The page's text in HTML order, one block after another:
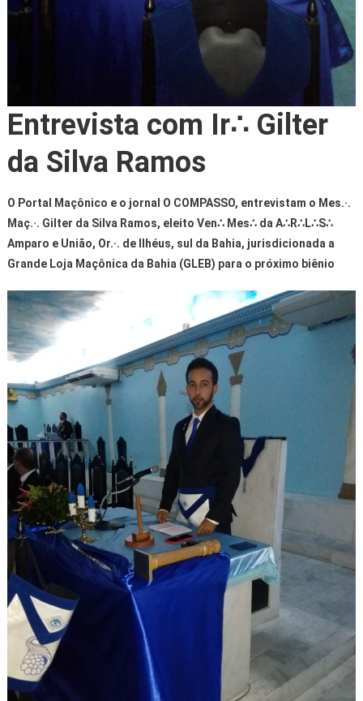
Entrevista com Ir∴ Gilter
da Silva Ramos
O Portal Maçônico e o jornal O COMPASSO, entrevistam o Mes.·.
Maç.·. Gilter da Silva Ramos, eleito Ven∴Mes∴da A∴R∴L∴S∴
Amparo e União, Or.·. de Ilhéus, sul da Bahia, jurisdicionada a
Grande Loja Maçônica da Bahia (GLEB) para o próximo biênio